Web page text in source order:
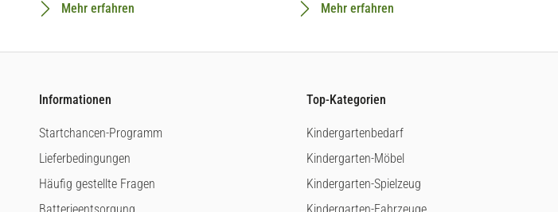
Mehr erfahren Mehr erfahren
Informationen
Startchancen-Programm
Lieferbedingungen
Häufig gestellte Fragen
Top-Kategorien
Kindergartenbedarf
Kindergarten-Möbel
Kindergarten-Spielzeug